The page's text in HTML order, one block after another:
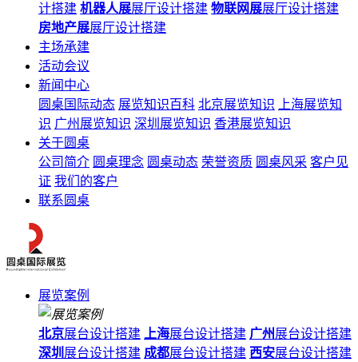
计搭建 机器人展展厅设计搭建 物联网展展厅设计搭建
房地产展展厅设计搭建
主场承建
活动会议
新闻中心
圆桌国际动态 展览知识百科 北京展览知识
上海展览知
识 广州展览知识 深圳展览知识 香港展览知识
关于圆桌
公司简介 圆桌理念 圆桌动态 荣誉资质 圆桌风采 客户见
证 我们的客户
联系圆桌
展览案例
北京展台设计搭建 上海展台设计搭建 广州展台设计搭建
深圳 展台设计搭建 成都展台设计搭建 西安展台设计搭建